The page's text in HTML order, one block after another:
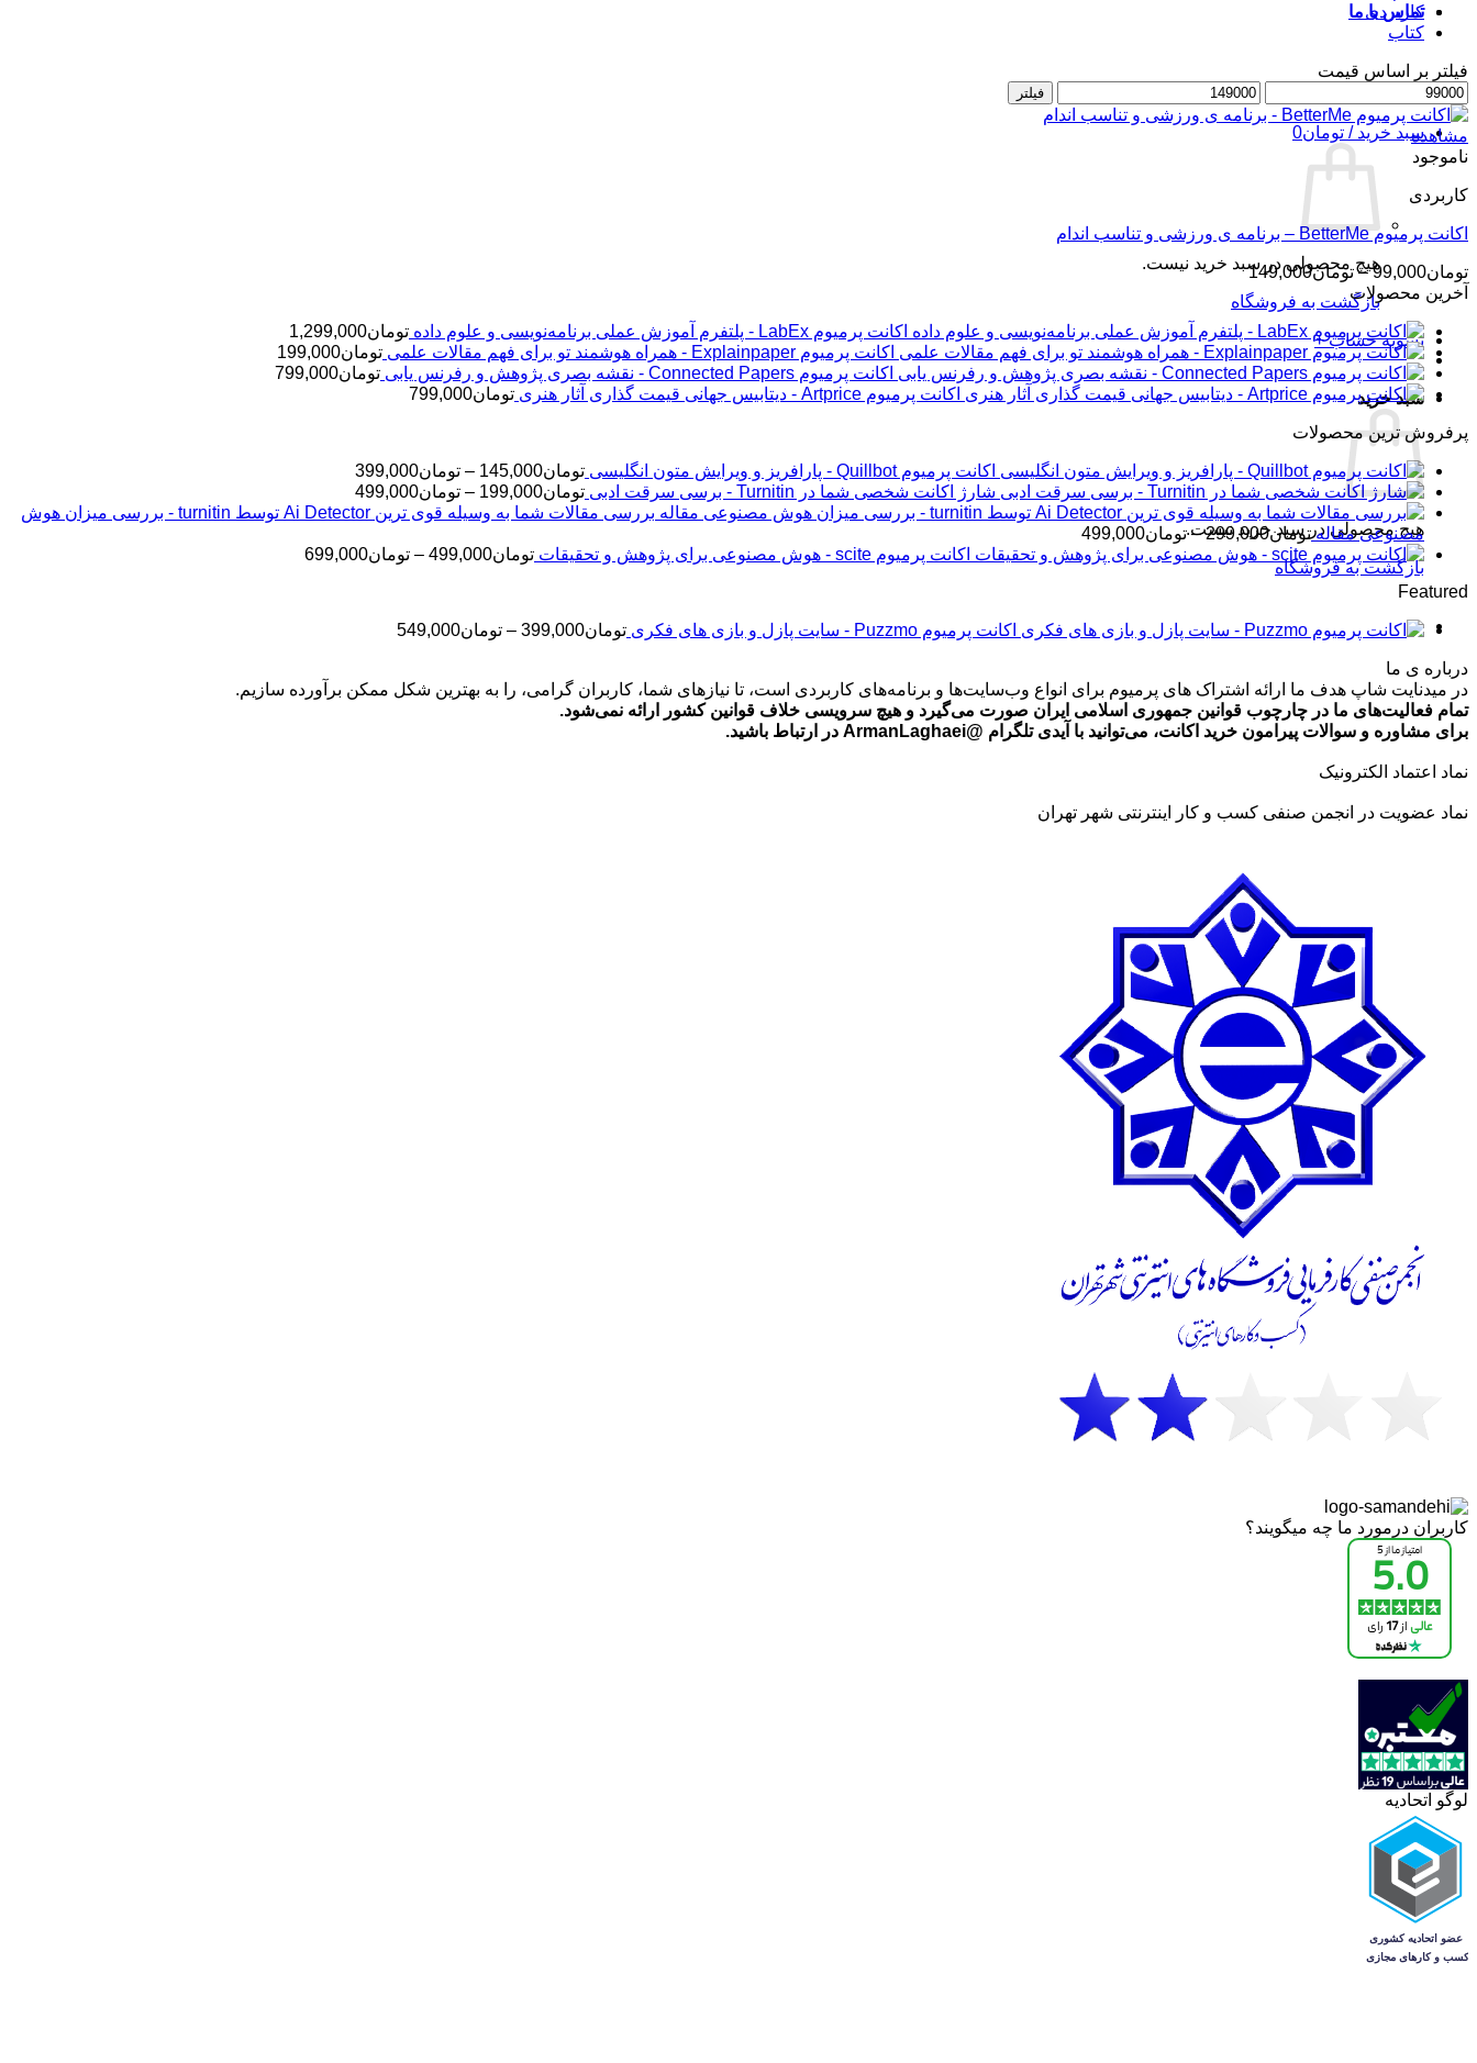
تماس با ما
سبد خرید / تومان0
هیچ محصولی در سبد خرید نیست.
بازگشت به فروشگاه
تسویه حساب +
سبد خرید
هیچ محصولی در سبد خرید نیست.
بازگشت به فروشگاه
کاربردی
کتاب
فیلتر بر اساس قیمت
حداقل
قیمت
حداکثر
قیمت
فیلتر
مشاهده
ناموجود
کاربردی
اکانت پرمیوم BetterMe – برنامه ی ورزشی و تناسب اندام
تومان99,000
– تومان149,000محدوده
قیمت:
تا
تومان149,000
آخرین محصولات
اکانت پرمیوم LabEx - پلتفرم آموزش عملی برنامه‌نویسی و علوم داده تومان1,299,000
اکانت پرمیوم Explainpaper - همراه هوشمند تو برای فهم مقالات علمی
تومان199,000
اکانت پرمیوم Connected Papers - نقشه بصری پژوهش و رفرنس یابی
تومان799,000
اکانت پرمیوم Artprice - دیتابیس جهانی قیمت ‌گذاری آثار هنری
تومان799,000
پرفروش ترین محصولات
اکانت پرمیوم Quillbot - پارافریز و ویرایش متون انگلیسی تومان145,000
– تومان399,000محدوده
قیمت:
تومان145,000
تومان399,000
شارژ اکانت شخصی شما در Turnitin - برسی سرقت ادبی تومان199,000
– تومان499,000محدوده
قیمت:
تا
بررسی مقالات شما به وسیله قوی ترین Ai Detector توسط turnitin - بررسی میزان هوش
مصنوعی مقاله تومان299,000
– تومان499,000محدوده
قیمت:
اکانت پرمیوم scite - هوش مصنوعی برای پژوهش و تحقیقات تومان499,000
– تومان699,000محدوده
Featured
اکانت پرمیوم Puzzmo - سایت پازل و بازی های فکری تومان399,000
– تومان549,000
تا
درباره ی ما
در میدنایت شاپ هدف ما ارائه اشتراک های پرمیوم برای انواع وب‌سایت‌ها و برنامه‌های کاربردی است، تا نیازهای شما، کاربران گرامی، را به بهترین شکل ممکن برآورده سازیم.
تمام فعالیت‌های ما در چارچوب قوانین جمهوری اسلامی ایران صورت می‌گیرد و هیچ سرویسی خلاف قوانین کشور ارائه نمی‌شود.
برای مشاوره و سوالات پیرامون خرید اکانت، می‌توانید با آیدی تلگرام @ArmanLaghaei در ارتباط باشید.
نماد اعتماد الکترونیک
نماد عضویت در انجمن صنفی کسب و کار اینترنتی شهر تهران
کاربران درمورد ما چه میگویند؟
لوگو اتحادیه